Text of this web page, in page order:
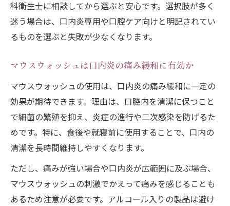
科衛生士に相談してから選ぶと安心です。選択肢が多く
迷う場合は、口内炎専用や口腔ケア向けと明記されてい
るものを選ぶと失敗が少なくなります。
マウスウォッシュは口内炎の痛み緩和に有効か
マウスウォッシュの使用は、口内炎の痛み緩和に一定の
効果が期待できます。理由は、口腔内を清潔に保つこと
で細菌の繁殖を抑え、炎症の進行や二次感染を防げるた
めです。特に、食後や就寝前に使用することで、口内の
清潔を長時間維持しやすくなります。
ただし、痛みが強い場合や口内炎が広範囲に及ぶ場合、
マウスウォッシュの刺激でかえって痛みを感じることも
あるため注意が必要です。アルコール入りの製品は避け